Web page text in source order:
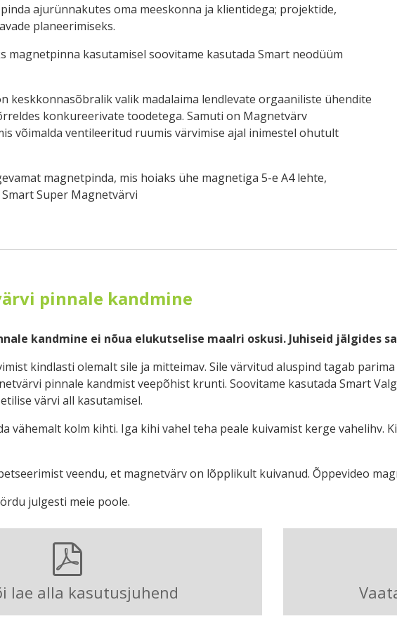
ajurünnakutes oma meeskonna ja klientidega; projektide,
planeerimiseks.
magnetpinna kasutamisel soovitame kasutada Smart neodüüm
keskkonnasõbralik valik madalaima lendlevate orgaaniliste ühendite
konkureerivate toodetega. Samuti on Magnetvärv
võimalda ventileeritud ruumis värvimise ajal inimestel ohutult
magnetpinda, mis hoiaks ühe magnetiga 5-e A4 lehte,
Super Magnetvärvi
pinnale kandmine
kandmine ei nõua elukutselise maalri oskusi. Juhiseid jälgides
kindlasti olemaIt sile ja mitteimav. Sile värvitud aluspind tagab
pinnale kandmist veepõhist krunti. Soovitame kasutada Smart
värvi all kasutamisel.
vähemalt kolm kihti. Iga kihi vahel teha peale kuivamist kerge vahelihv.
veendu, et magnetvärv on lõpplikult kuivanud. Õppevideo
julgesti meie poole.
lae alla kasutusjuhend